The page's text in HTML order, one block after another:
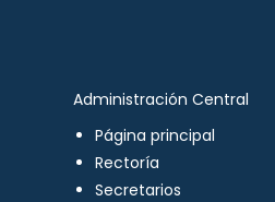
Administración Central
Página principal
Rectoría
Secretarios